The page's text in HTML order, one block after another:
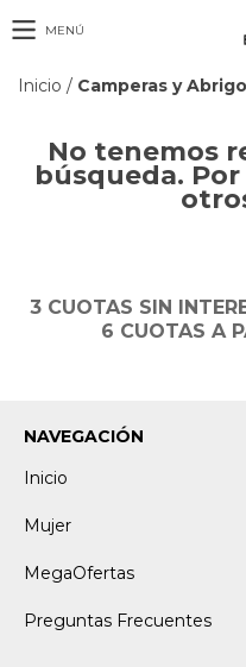
MENÚ
Inicio / Camperas y
No tenemos
búsqueda.
3 CUOTAS SIN
6 CUOTAS A
NAVEGACIÓN
Inicio
Mujer
MegaOfertas
Preguntas Frecuentes